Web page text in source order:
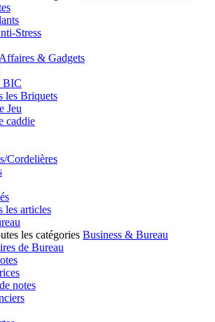
Stress
& Gadgets
BIC
les Briquets
Jeu
caddie
Cordelières
les articles
les catégories Business & Bureau
de Bureau
notes